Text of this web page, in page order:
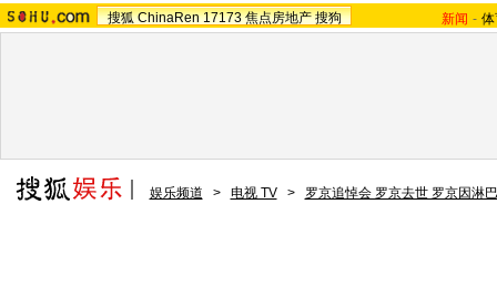
搜狐 ChinaRen 17173 焦点房地产 搜狗 新闻 -
娱乐频道 > 电视 TV > 罗京追悼会 罗京去世 罗京因淋